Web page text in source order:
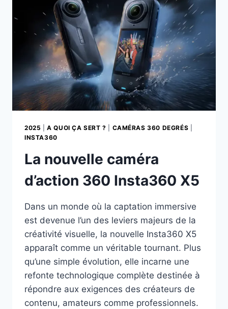
2025 |A QUOI ÇA SERT ? CAMÉRAS 360 DEGRÉS
INSTA360
La nouvelle caméra
d’action 360 Insta360 X5
Dans un monde où la captation immersive
est devenue l’un des leviers majeurs de la
créativité visuelle, la nouvelle Insta360 X5
apparaît comme un véritable tournant. Plus
qu’une simple évolution, elle incarne une
refonte technologique complète destinée à
répondre aux exigences des créateurs de
contenu, amateurs comme professionnels.